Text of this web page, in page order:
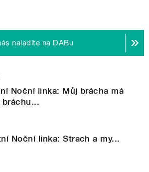
naladíte na DABu
Noční linka: Můj brácha má
bráchu...
Noční linka: Strach a my...